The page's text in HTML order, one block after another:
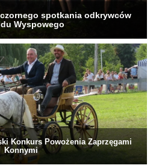
spotkania odkrywców
Wyspowego
Konkurs Powożenia Zaprzęgami
Konnymi